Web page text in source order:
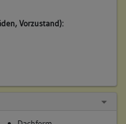
Vorzustand):